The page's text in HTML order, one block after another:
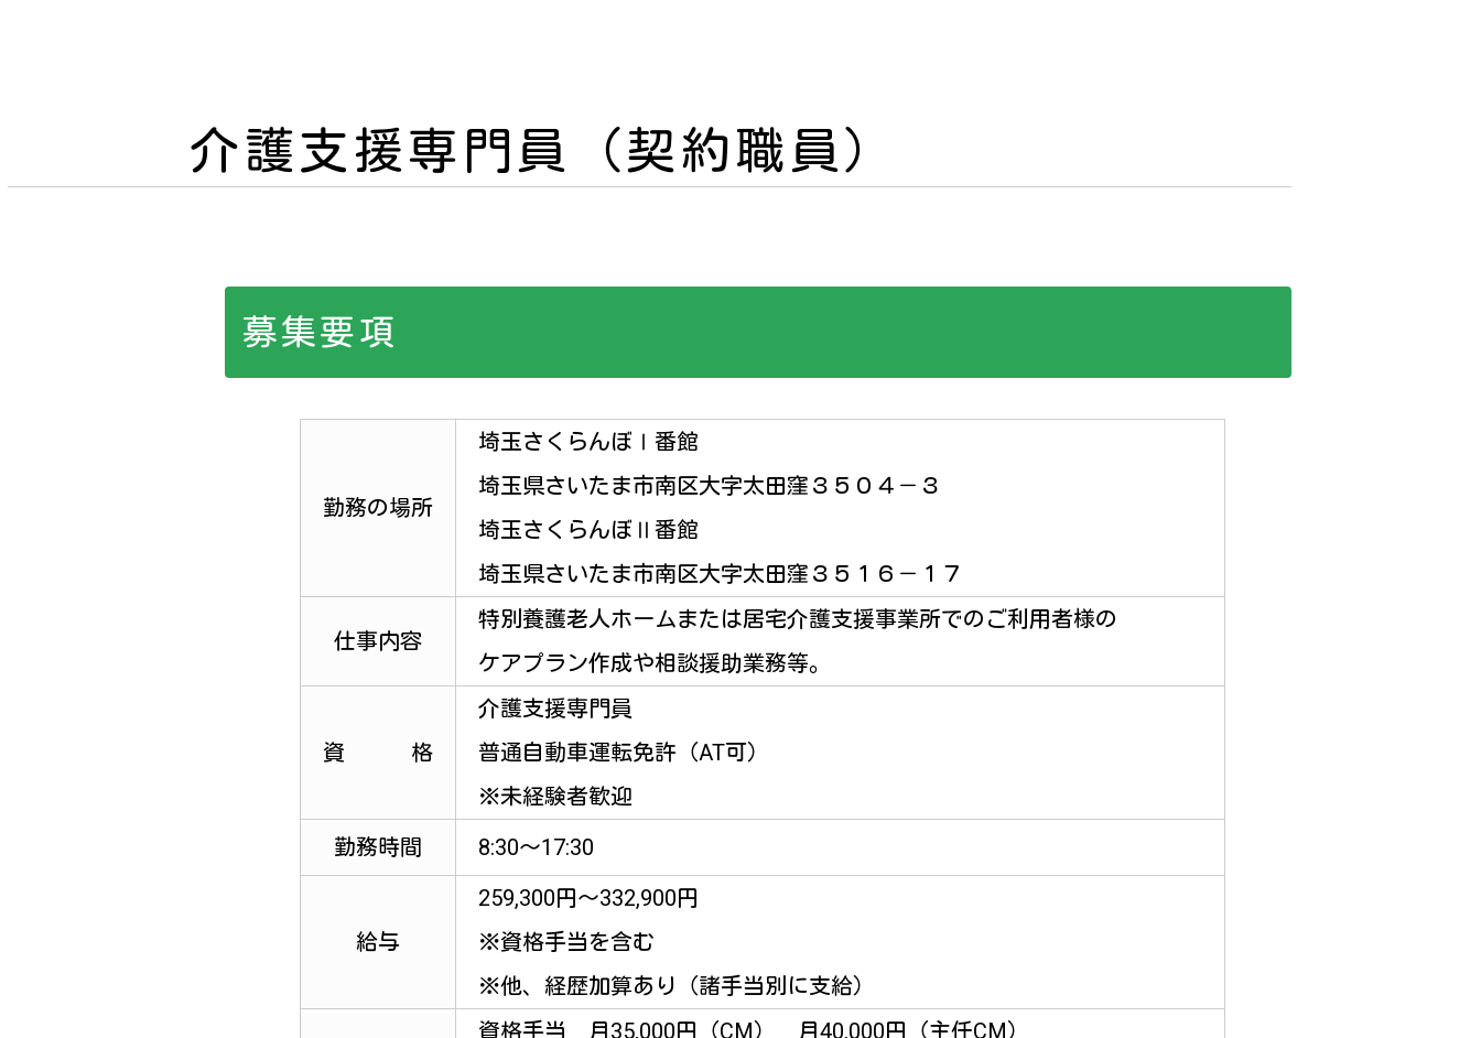
介護支援専門員（契約職員）
募集要項
勤務の場所
埼玉さくらんぼⅠ番館
埼玉県さいたま市南区大字太田窪３５０４－３
埼玉さくらんぼⅡ番館
埼玉県さいたま市南区大字太田窪３５１６－１７
仕事内容
特別養護老人ホームまたは居宅介護支援事業所でのご利用者様の
ケアプラン作成や相談援助業務等。
資 格
介護支援専門員
普通自動車運転免許（AT可）
※未経験者歓迎
勤務時間
8:30～17:30
給与
259,300円～332,900円
※資格手当を含む
※他、経歴加算あり（諸手当別に支給）
資格手当 月35,000円（CM） 月40,000円（主任CM）